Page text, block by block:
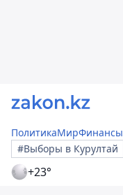
ПолитикаМирФинансы
#Выборы в Курултай
+23°